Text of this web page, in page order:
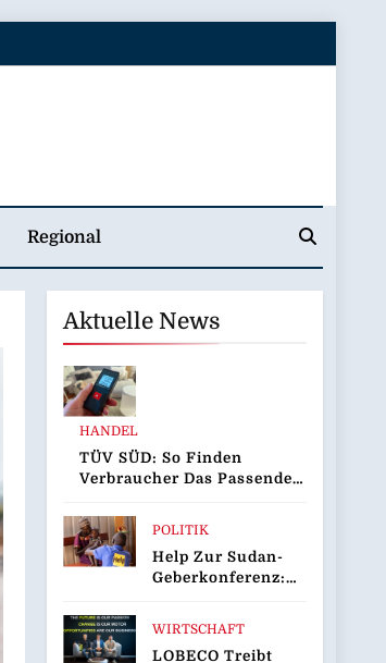
Regional
Aktuelle News
HANDEL
TÜV SÜD: So Finden
Verbraucher Das Passende
POLITIK
Help Zur Sudan-
Geberkonferenz:
WIRTSCHAFT
LOBECO Treibt